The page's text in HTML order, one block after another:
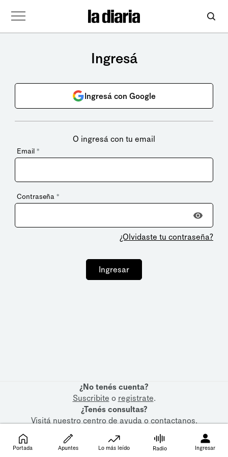
Ingresá
Ingresá con Google
O ingresá con tu email
Email *
Contraseña *
¿Olvidaste tu contraseña?
Ingresar
¿No tenés cuenta?
Suscribite o registrate.
¿Tenés consultas?
Visitá nuestrocentro de ayudaocontactanos.
Portada Apuntes Lo más leído Radio Ingresar